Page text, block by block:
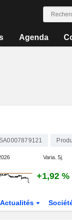
Agenda
Varia. 5j.
+1,92 %
Actualités